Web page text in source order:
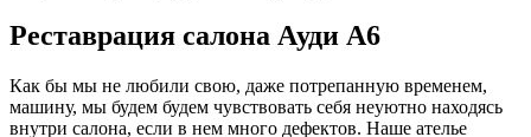
Реставрация салона Ауди А6
Как бы мы не любили свою, даже потрепанную временем,
машину, мы будем будем чувствовать себя неуютно находясь
внутри салона, если в нем много дефектов. Наше ателье